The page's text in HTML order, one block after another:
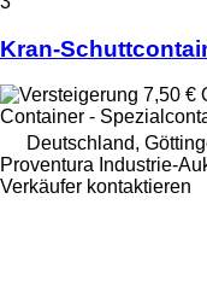
Kran-
7,50 €
Container -
Deutschland,
Proventura Industrie-
Verkäufer kontaktieren